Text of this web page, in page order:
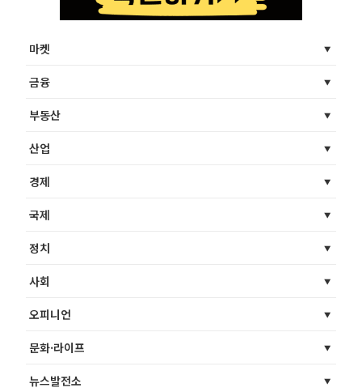
마켓
금융
부동산
산업
경제
국제
정치
사회
오피니언
문화·라이프
뉴스발전소